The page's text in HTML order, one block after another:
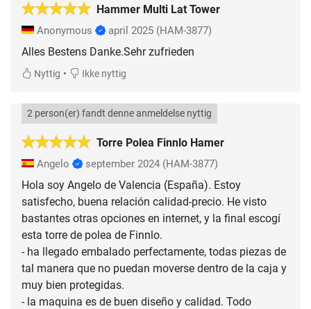
Hammer Multi Lat Tower
Anonymous april 2025 (HAM-3877)
Alles Bestens Danke.Sehr zufrieden
Nyttig • Ikke nyttig
Torre Polea Finnlo Hamer
2 person(er) fandt denne anmeldelse nyttig
Angelo september 2024 (HAM-3877)
Hola soy Angelo de Valencia (España). Estoy
satisfecho, buena relación calidad-precio. He visto
bastantes otras opciones en internet, y la final escogí
esta torre de polea de Finnlo.
- ha llegado embalado perfectamente, todas piezas de
tal manera que no puedan moverse dentro de la caja y
muy bien protegidas.
- la maquina es de buen diseño y calidad. Todo